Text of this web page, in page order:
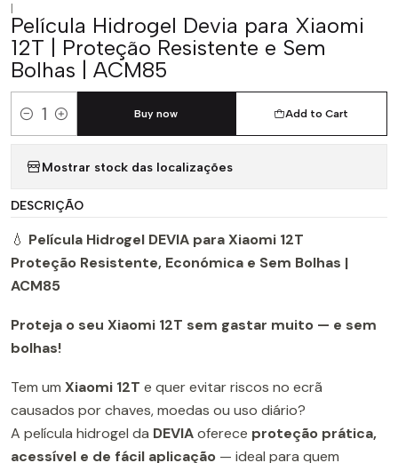
|
Película Hidrogel Devia para Xiaomi
12T | Proteção Resistente e Sem
Bolhas | ACM85
Quantity
Add to Cart
Buy now
Mostrar stock das localizações
DESCRIÇÃO
💧 Película Hidrogel DEVIA para Xiaomi 12T
Proteção Resistente, Económica e Sem Bolhas |
ACM85
Proteja o seu Xiaomi 12T sem gastar muito — e sem
bolhas!
Tem um Xiaomi 12T e quer evitar riscos no ecrã
causados por chaves, moedas ou uso diário?
A película hidrogel da DEVIAoferece proteção prática,
acessível e de fácil aplicação — ideal para quem